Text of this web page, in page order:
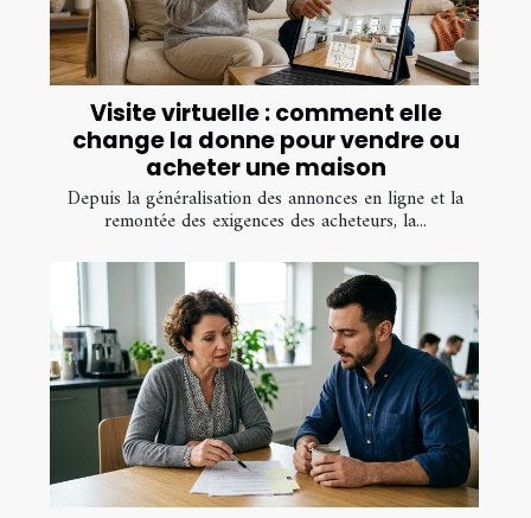
Visite virtuelle : comment elle
change la donne pour vendre ou
acheter une maison
Depuis la généralisation des annonces en ligne et la
remontée des exigences des acheteurs, la...